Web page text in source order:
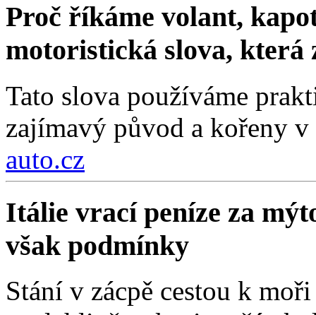
Proč říkáme volant,
motoristická slova, která
Tato slova používáme
zajímavý původ a kořeny
auto.cz
Itálie vrací peníze za
však podmínky
Stání v zácpě cestou k